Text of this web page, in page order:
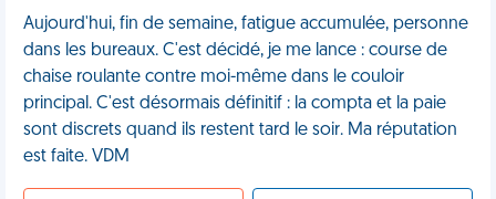
Aujourd'hui, fin de semaine, fatigue accumulée, personne
dans les bureaux. C'est décidé, je me lance : course de
chaise roulante contre moi-même dans le couloir
principal. C'est désormais définitif : la compta et la paie
sont discrets quand ils restent tard le soir. Ma réputation
est faite. VDM